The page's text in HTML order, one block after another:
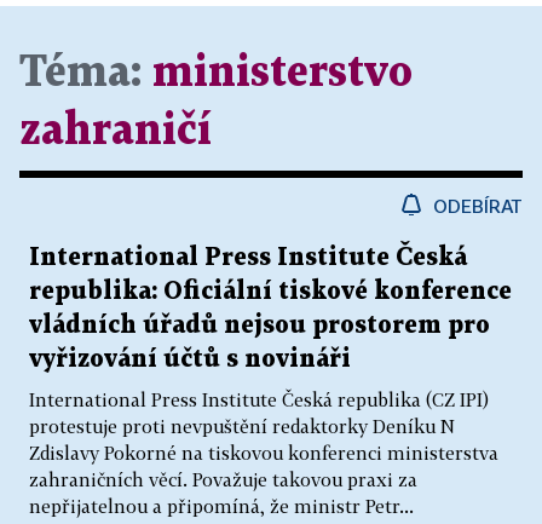
Téma: ministerstvo
zahraničí
ODEBÍRAT
International Press Institute Česká
republika: Oficiální tiskové konference
vládních úřadů nejsou prostorem pro
vyřizování účtů s novináři
International Press Institute Česká republika (CZ IPI)
protestuje proti nevpuštění redaktorky Deníku N
Zdislavy Pokorné na tiskovou konferenci ministerstva
zahraničních věcí. Považuje takovou praxi za
nepřijatelnou a připomíná, že ministr Petr...